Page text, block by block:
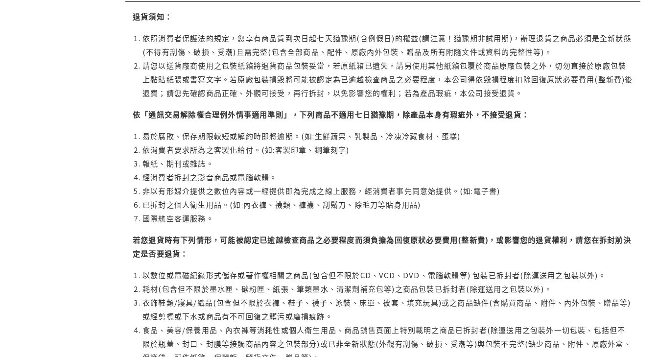
退貨須知：
依照消費者保護法的規定，您享有商品貨到次日起七天猶豫期(含例假日)的權益(請注意！猶豫期非試用期)，辦理退貨之商品必須是全新狀態
(不得有刮傷、破損、受潮)且需完整(包含全部商品、配件、原廠內外包裝、贈品及所有附隨文件或資料的完整性等)。
請您以送貨廠商使用之包裝紙箱將退貨商品包裝妥當，若原紙箱已遺失，請另使用其他紙箱包覆於商品原廠包裝之外，切勿直接於原廠包裝
上黏貼紙張或書寫文字。若原廠包裝損毀將可能被認定為已逾越檢查商品之必要程度，本公司得依毀損程度扣除回復原狀必要費用(整新費)後
退費；請您先確認商品正確、外觀可接受，再行拆封，以免影響您的權利；若為產品瑕疵，本公司接受退貨。
依「通訊交易解除權合理例外情事適用準則」，下列商品不適用七日猶豫期，除產品本身有瑕疵外，不接受退貨：
易於腐敗、保存期限較短或解約時即將逾期。(如:生鮮蔬果、乳製品、冷凍冷藏食材、蛋糕)
依消費者要求所為之客製化給付。(如:客製印章、鋼筆刻字)
報紙、期刊或雜誌。
經消費者拆封之影音商品或電腦軟體。
非以有形媒介提供之數位內容或一經提供即為完成之線上服務，經消費者事先同意始提供。(如:電子書)
已拆封之個人衛生用品。(如:內衣褲、襪類、褲襪、刮鬍刀、除毛刀等貼身用品)
國際航空客運服務。
若您退貨時有下列情形，可能被認定已逾越檢查商品之必要程度而須負擔為回復原狀必要費用(整新費)，或影響您的退貨權利，請您在拆封前決
定是否要退貨：
以數位或電磁紀錄形式儲存或著作權相關之商品(包含但不限於CD、VCD、DVD、電腦軟體等) 包裝已拆封者(除運送用之包裝以外)。
耗材(包含但不限於墨水匣、碳粉匣、紙張、筆類墨水、清潔劑補充包等)之商品包裝已拆封者(除運送用之包裝以外)。
衣飾鞋類/寢具/織品(包含但不限於衣褲、鞋子、襪子、泳裝、床單、被套、填充玩具)或之商品缺件(含購買商品、附件、內外包裝、贈品等)
或經剪標或下水或商品有不可回復之髒污或磨損痕跡。
食品、美容/保養用品、內衣褲等消耗性或個人衛生用品、商品銷售頁面上特別載明之商品已拆封者(除運送用之包裝外一切包裝、包括但不
限於瓶蓋、封口、封膜等接觸商品內容之包裝部分)或已非全新狀態(外觀有刮傷、破損、受潮等)與包裝不完整(缺少商品、附件、原廠外盒、